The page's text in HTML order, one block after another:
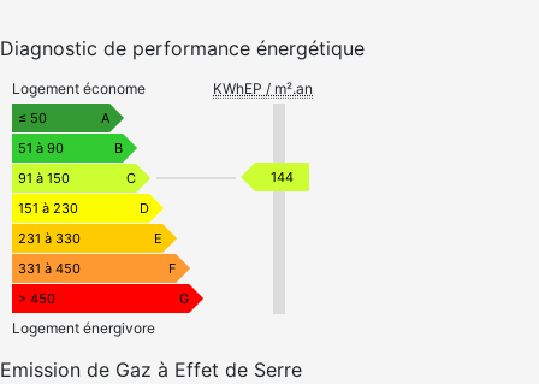
Diagnostic de performance énergétique
Logement économe KWhEP / m².an
≤ 50
A
51 à 90
B
91 à 150
C
151 à 230
D
231 à 330
E
331 à 450
F
> 450
G
144
Logement énergivore
Emission de Gaz à Effet de Serre